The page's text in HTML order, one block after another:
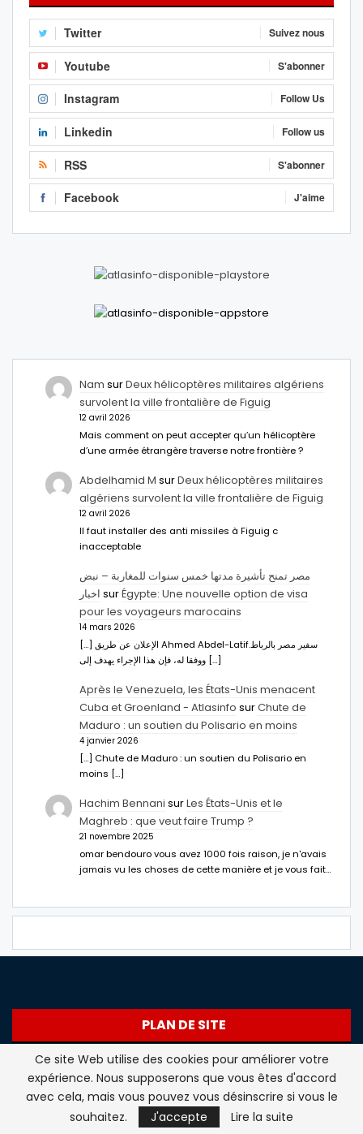
Twitter Suivez nous
Youtube S'abonner
Instagram Follow Us
Linkedin Follow us
RSS S'abonner
Facebook J'aime
Nam surDeux hélicoptères militaires algériens
survolent la ville frontalière de Figuig
12 avril 2026
Mais comment on peut accepter qu’un hélicoptère
d’une armée étrangère traverse notre frontière ?
Abdelhamid M surDeux hélicoptères militaires
algériens survolent la ville frontalière de Figuig
12 avril 2026
Il faut installer des anti missiles à Figuig c
inacceptable
مصر تمنح تأشيرة مدتها خمس سنوات للمغاربة – نبض
اخبار surÉgypte: Une nouvelle option de visa
pour les voyageurs marocains
14 mars 2026
[…] الإعلان عن طريق Ahmed Abdel-Latifسفير مصر بالرباط.
ووفقا له، فإن هذا الإجراء يهدف إلى […]
Après le Venezuela, les États-Unis menacent
Cuba et Groenland - Atlasinfo surChute de
Maduro : un soutien du Polisario en moins
4 janvier 2026
[…] Chute de Maduro : un soutien du Polisario en
moins […]
Hachim Bennani surLes États-Unis et le
Maghreb : que veut faire Trump ?
21 novembre 2025
omar bendouro vous avez 1000 fois raison, je n'avais
jamais vu les choses de cette manière et je vous fait…
PLAN DE SITE
En direct
Maghreb
Ce site Web utilise des cookies pour améliorer votre
expérience. Nous supposerons que vous êtes d'accord
avec cela, mais vous pouvez vous désinscrire si vous le
souhaitez.
J'accepte Lire la suite